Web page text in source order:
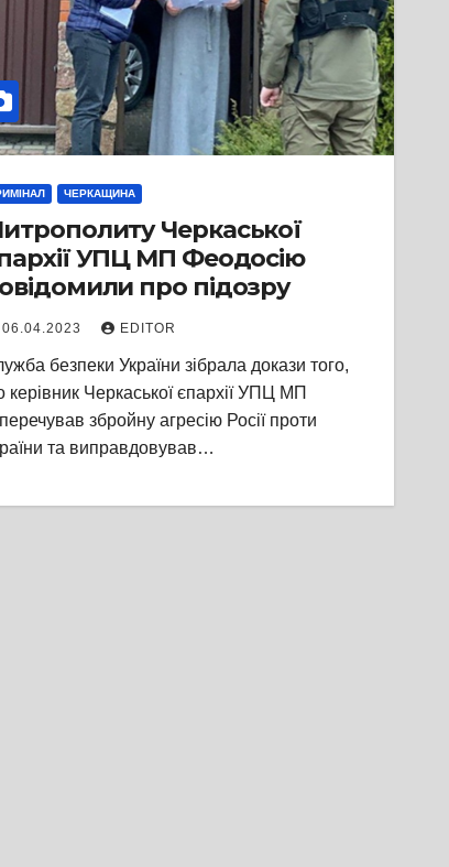
ЧЕРКАЩИНА
Черкаської
УПЦ МП Феодосію
про підозру
06.04.2023 EDITOR
безпеки України зібрала докази того,
керівник Черкаської єпархії УПЦ МП
збройну агресію Росії проти
та виправдовував…